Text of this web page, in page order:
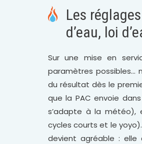
Les
d’eau, loi
Sur une mise en
paramètres possibles…
du résultat dès le
que la PAC envoie
s’adapte à la
cycles courts et le
devient agréable : elle